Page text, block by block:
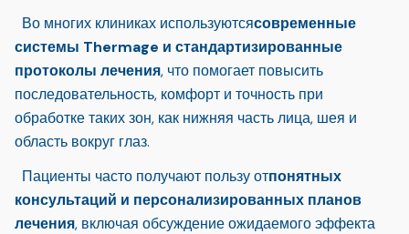
Во многих клиниках используютсясовременные
системы Thermage и стандартизированные
протоколы лечения, что помогает повысить
последовательность, комфорт и точность при
обработке таких зон, как нижняя часть лица, шея и
область вокруг глаз.
Пациенты часто получают пользу отпонятных
консультаций и персонализированных планов
лечения, включая обсуждение ожидаемого эффекта